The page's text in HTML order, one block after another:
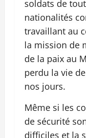
soldats de
nationalités
travaillant au
la mission de
de la paix au
perdu la vie
nos jours.
Même si les
de sécurité
difficiles et la